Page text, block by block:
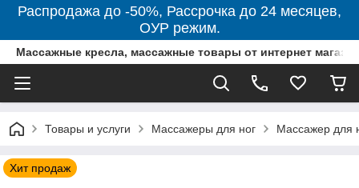
Распродажа до -50%, Рассрочка до 24 месяцев,
ОУР режим.
Массажные кресла, массажные товары от интернет
Товары и услуги Массажеры для ног Массажер для
Хит продаж